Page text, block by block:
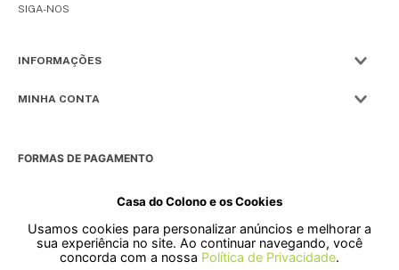
Casa do Colono e os Cookies
Usamos cookies para personalizar anúncios e melhorar a
sua experiência no site. Ao continuar navegando, você
concorda com a nossa Política de Privacidade.
SIGA-NOS
INFORMAÇÕES
MINHA CONTA
FORMAS DE PAGAMENTO
SELOS